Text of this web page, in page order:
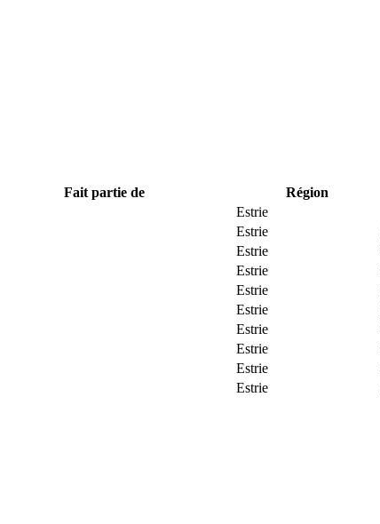
Fait partie de Région
Estrie
Estrie
Estrie
Estrie
Estrie
Estrie
Estrie
Estrie
Estrie
Estrie